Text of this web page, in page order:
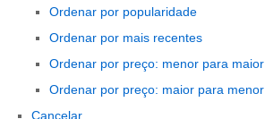
Ordenar por popularidade
Ordenar por mais recentes
Ordenar por preço: menor para maior
Ordenar por preço: maior para menor
Cancelar